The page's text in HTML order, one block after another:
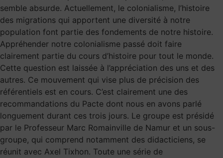
semble absurde. Actuellement, le colonialisme, l’histoire
des migrations qui apportent une diversité à notre
population font partie des fondements de notre histoire.
Appréhender notre colonialisme passé doit faire
clairement partie du cours d’histoire pour tout le monde.
Cette question est laissée à l’appréciation des uns et des
autres. Ce mouvement qui vise plus de précision des
référentiels est en cours. C’est clairement une des
recommandations du Pacte dont nous en avons parlé
longuement durant ces trois jours. Le groupe est présidé
par le Professeur Marc Romainville de Namur et un sous-
groupe, qui comprend notamment des didacticiens, se
réunit avec Axel Tixhon. Toute une série de